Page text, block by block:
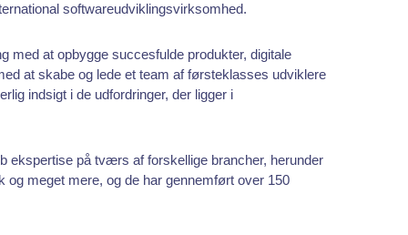
softwareudviklingsvirksomhed.
med at opbygge succesfulde produkter, digitale
at skabe og lede et team af førsteklasses udviklere
indsigt i de udfordringer, der ligger i
ekspertise på tværs af forskellige brancher, herunder
og meget mere, og de har gennemført over 150